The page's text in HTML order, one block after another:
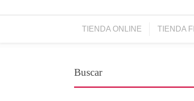
TIENDA ONLINE TIENDA
Buscar